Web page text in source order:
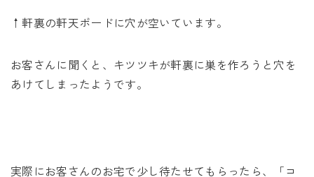
↑軒裏の軒天ボードに穴が空いています。
お客さんに聞くと、キツツキが軒裏に巣を作ろうと穴を
あけてしまったようです。
実際にお客さんのお宅で少し待たせてもらったら、「コ